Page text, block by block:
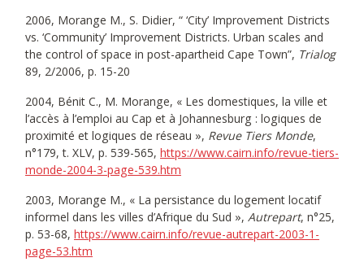
2006, Morange M., S. Didier, “ ‘City’ Improvement Districts
vs. ‘Community’ Improvement Districts. Urban scales and
the control of space in post-apartheid Cape Town”, Trialog
89, 2/2006, p. 15-20
2004, Bénit C., M. Morange, « Les domestiques, la ville et
l’accès à l’emploi au Cap et à Johannesburg : logiques de
proximité et logiques de réseau », Revue Tiers Monde,
n°179, t. XLV, p. 539-565, https://www.cairn.info/revue-tiers-
monde-2004-3-page-539.htm
2003, Morange M., « La persistance du logement locatif
informel dans les villes d’Afrique du Sud », Autrepart, n°25,
p. 53-68, https://www.cairn.info/revue-autrepart-2003-1-
page-53.htm